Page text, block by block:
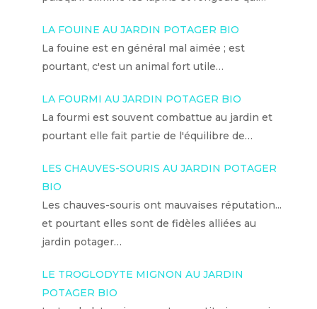
LA FOUINE AU JARDIN POTAGER BIO
La fouine est en général mal aimée ; est
pourtant, c'est un animal fort utile…
LA FOURMI AU JARDIN POTAGER BIO
La fourmi est souvent combattue au jardin et
pourtant elle fait partie de l'équilibre de…
LES CHAUVES-SOURIS AU JARDIN POTAGER
BIO
Les chauves-souris ont mauvaises réputation...
et pourtant elles sont de fidèles alliées au
jardin potager…
LE TROGLODYTE MIGNON AU JARDIN
POTAGER BIO